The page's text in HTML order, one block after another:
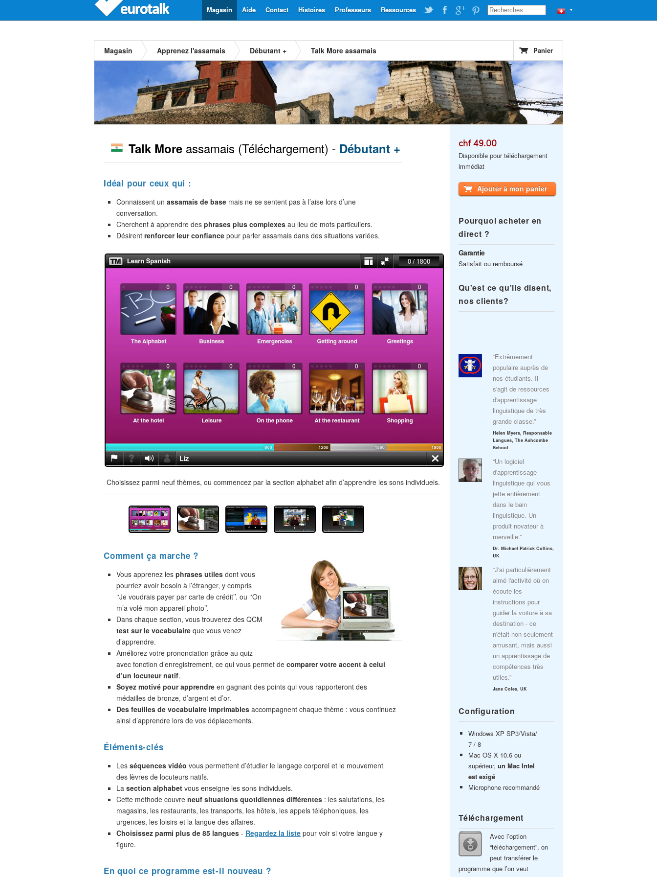
▼
Ressources
Professeurs
Histoires
Contact
Aide
Magasin
Magasin Apprenez l'assamais Débutant + Talk More assamais Panier
Talk More assamais (Téléchargement) - Débutant +
Idéal pour ceux qui :
Connaissent un assamais de base mais ne se sentent pas à l’aise lors d’une
conversation.
Cherchent à apprendre des phrases plus complexes au lieu de mots particuliers.
Désirent renforcer leur confiance pour parler assamais dans des situations variées.
Choisissez parmi neuf thèmes, ou commencez par la section alphabet afin d’apprendre les sons individuels.
Comment ça marche ?
Vous apprenez les phrases utiles dont vous
pourriez avoir besoin à l’étranger, y compris
‘‘Je voudrais payer par carte de crédit’’. ou ‘‘On
m’a volé mon appareil photo’’.
Dans chaque section, vous trouverez des QCM
test sur le vocabulaire que vous venez
d’apprendre.
Améliorez votre prononciation grâce au quiz
avec fonction d’enregistrement, ce qui vous permet de comparer votre accent à celui
d’un locuteur natif.
Soyez motivé pour apprendre en gagnant des points qui vous rapporteront des
médailles de bronze, d’argent et d’or.
Des feuilles de vocabulaire imprimables accompagnent chaque thème : vous continuez
ainsi d’apprendre lors de vos déplacements.
Éléments-clés
Les séquences vidéo vous permettent d’étudier le langage corporel et le mouvement
des lèvres de locuteurs natifs.
La section alphabet vous enseigne les sons individuels.
Cette méthode couvre neuf situations quotidiennes différentes : les salutations, les
magasins, les restaurants, les transports, les hôtels, les appels téléphoniques, les
urgences, les loisirs et la langue des affaires.
Choisissez parmi plus de 85 langues - Regardez la liste pour voir si votre langue y
figure.
En quoi ce programme est-il nouveau ?
chf 49.00
Disponible pour téléchargement
immédiat
Ajouter à mon panier
Pourquoi acheter en
direct ?
Garantie
Satisfait ou remboursé
Qu'est ce qu'ils disent,
nos clients?
“Extrêmement
populaire auprès de
nos étudiants. Il
s'agit de ressources
d'apprentissage
linguistique de très
grande classe.”
Helen Myers, Responsable
Langues, The Ashcombe
School
“Un logiciel
d'apprentissage
linguistique qui vous
jette entièrement
dans le bain
linguistique. Un
produit novateur à
merveille.”
Dr. Michael Patrick Collins,
UK
“J'ai particulièrement
aimé l'activité où on
écoute les
instructions pour
guider la voiture à sa
destination - ce
n'était non seulement
amusant, mais aussi
un apprentissage de
compétences très
utiles.”
Jane Coles, UK
Configuration
Windows XP SP3/Vista/
7 / 8
Mac OS X 10.6 ou
supérieur, un Mac Intel
est exigé
Microphone recommandé
Téléchargement
Avec l’option
“téléchargement”, on
peut transférer le
programme que l’on veut